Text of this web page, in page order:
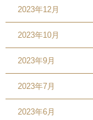
2023年12月
2023年10月
2023年9月
2023年7月
2023年6月